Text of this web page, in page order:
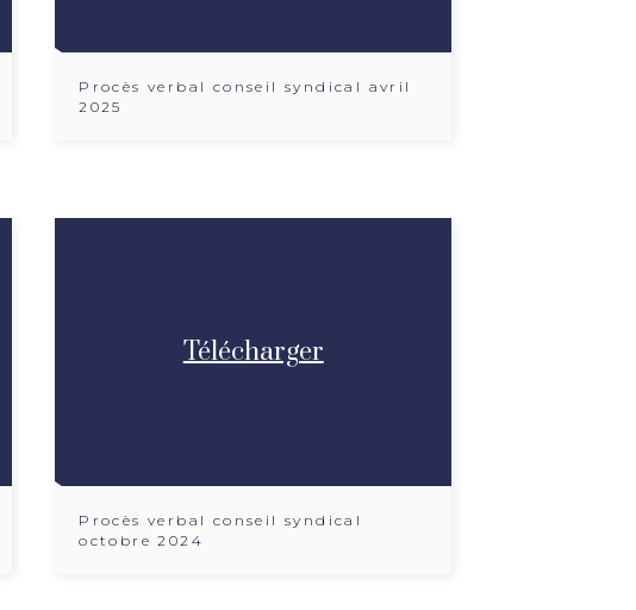
Procès verbal conseil syndical avril
2025
Télécharger
Procès verbal conseil syndical
octobre 2024